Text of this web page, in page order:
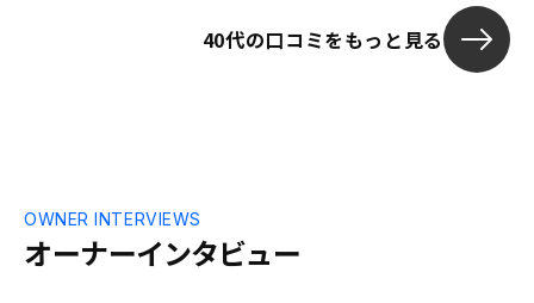
設定）ではな
40代の口コミをもっと見る
オーナーインタビュー
OWNER INTERVIEWS